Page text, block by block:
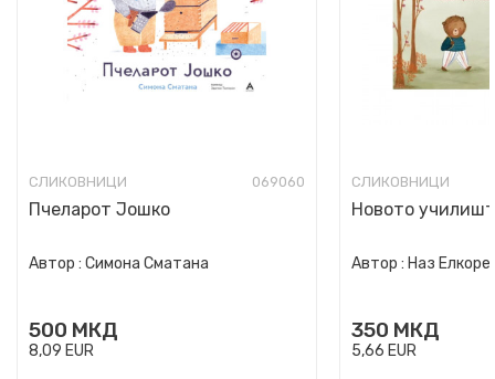
СЛИКОВНИЦИ 069060
Пчеларот Јошко
Автор : Симона Сматана
500 МКД
8,09 EUR
СЛИКОВНИЦИ
Новото
Автор : Наз
350 МКД
5,66 EUR